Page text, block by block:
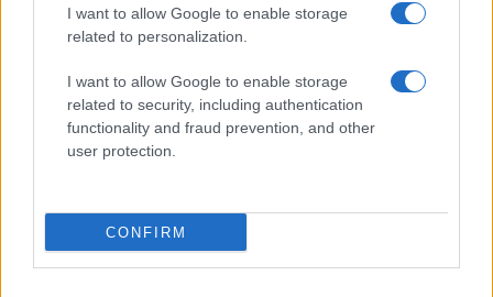
I want to allow Google to enable storage
related to personalization.
I want to allow Google to enable storage
related to security, including authentication
functionality and fraud prevention, and other
user protection.
CONFIRM